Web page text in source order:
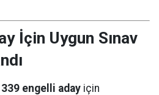
İçin Uygun Sınav
339 engelli aday için